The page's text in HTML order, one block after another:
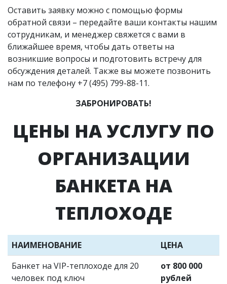
Оставить заявку можно с помощью формы
обратной связи – передайте ваши контакты нашим
сотрудникам, и менеджер свяжется с вами в
ближайшее время, чтобы дать ответы на
возникшие вопросы и подготовить встречу для
обсуждения деталей. Также вы можете позвонить
нам по телефону +7 (495) 799-88-11.
ЗАБРОНИРОВАТЬ!
ЦЕНЫ НА УСЛУГУ ПО
ОРГАНИЗАЦИИ
БАНКЕТА НА
ТЕПЛОХОДЕ
НАИМЕНОВАНИЕ
ЦЕНА
Банкет на VIP-теплоходе для 20
человек под ключ
от 800 000
рублей